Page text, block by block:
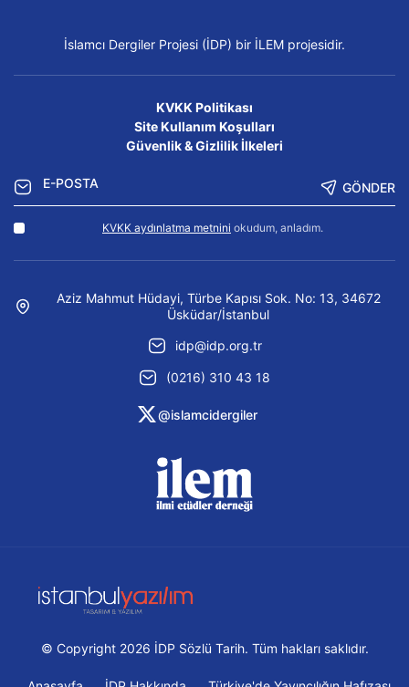
İslamcı Dergiler Projesi (İDP) bir İLEM projesidir.
KVKK Politikası
Site Kullanım Koşulları
Güvenlik & Gizlilik İlkeleri
GÖNDER
KVKK aydınlatma metnini okudum, anladım.
Aziz Mahmut Hüdayi, Türbe Kapısı Sok. No: 13, 34672
Üsküdar/İstanbul
idp@idp.org.tr
(0216) 310 43 18
@islamcidergiler
© Copyright 2026 İDP Sözlü Tarih. Tüm hakları saklıdır.